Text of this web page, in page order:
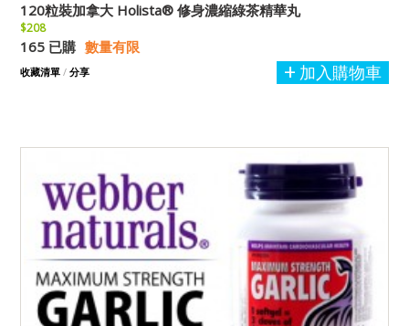
120粒裝加拿大 Holista® 修身濃縮綠茶精華丸
$208
165 已購 數量有限
加入購物車
收藏清單 / 分享